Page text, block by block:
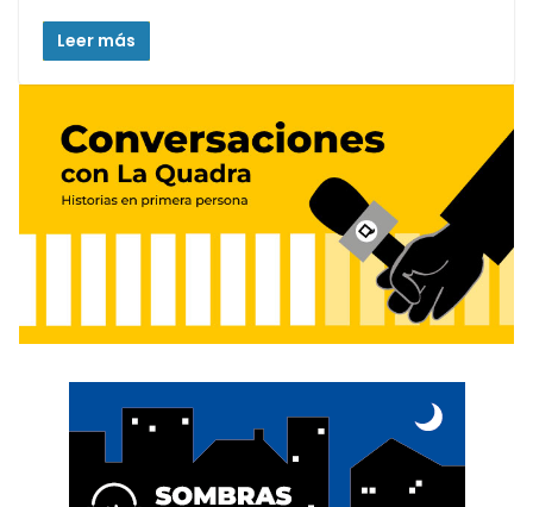
Leer más